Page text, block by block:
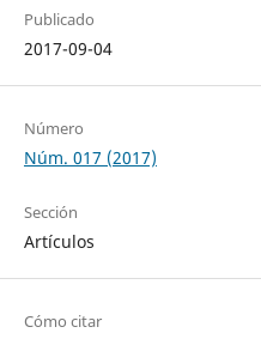
Publicado
2017-09-04
Número
Núm. 017 (2017)
Sección
Artículos
Cómo citar